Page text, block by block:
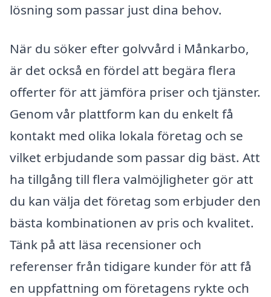
lösning som passar just dina behov.
När du söker efter golvvård i Månkarbo,
är det också en fördel att begära flera
offerter för att jämföra priser och tjänster.
Genom vår plattform kan du enkelt få
kontakt med olika lokala företag och se
vilket erbjudande som passar dig bäst. Att
ha tillgång till flera valmöjligheter gör att
du kan välja det företag som erbjuder den
bästa kombinationen av pris och kvalitet.
Tänk på att läsa recensioner och
referenser från tidigare kunder för att få
en uppfattning om företagens rykte och